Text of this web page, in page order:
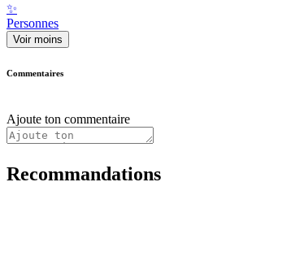
✨
Personnes
Voir moins
Commentaires
Ajoute ton commentaire
Recommandations